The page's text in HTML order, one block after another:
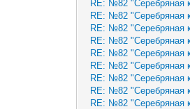
RE: №82 "Серебряная
RE: №82 "Серебряная
RE: №82 "Серебряная
RE: №82 "Серебряная
RE: №82 "Серебряная
RE: №82 "Серебряная
RE: №82 "Серебряная
RE: №82 "Серебряная
RE: №82 "Серебряная